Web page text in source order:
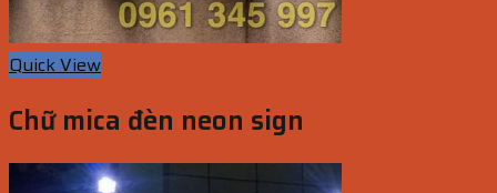
Quick View
Chữ mica đèn neon sign